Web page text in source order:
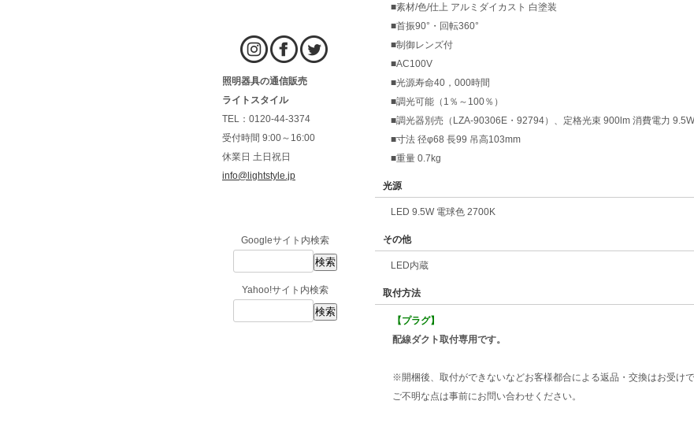
照明器具の通信販売
ライトスタイル
TEL：0120-44-3374
受付時間 9:00～16:00
休業日 土日祝日
info@lightstyle.jp
Googleサイト内検索
Yahoo!サイト内検索
■素材/色/仕上 アルミダイカスト 白塗装
■首振90°・回転360°
■制御レンズ付
■AC100V
■光源寿命40，000時間
■調光可能（1％～100％）
■調光器別売（LZA-90306E・92794）、定格光束 900lm 消費電力
■寸法 径φ68 長99 吊高103mm
■重量 0.7kg
光源
LED 9.5W 電球色 2700K
その他
LED内蔵
取付方法
【プラグ】
配線ダクト取付専用です。
※開梱後、取付ができないなどお客様都合による返品・交換はお受けで
ご不明な点は事前にお問い合わせください。